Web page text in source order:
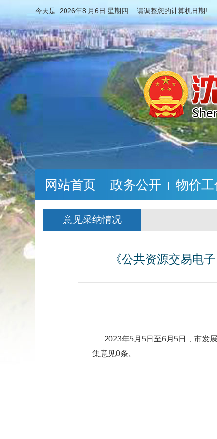
今天是: 2026年8 月6日 星期四 请调整您的计算机日期!
网站首页 政务公开 物价工
意见采纳情况
《公共资源交易电
2023年5月5日至6月5日，市发展
集意见0条。
沈阳市